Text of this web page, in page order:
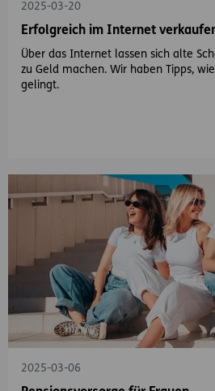
2025-03-20
Erfolgreich im Internet
Über das Internet lassen sich alte
zu Geld machen. Wir haben Tipps,
gelingt.
2025-03-06